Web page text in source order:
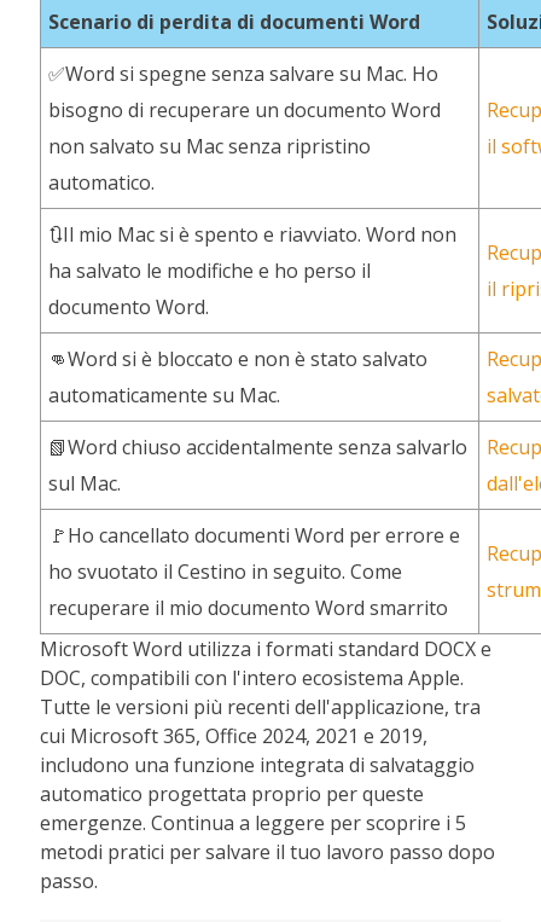
Scenario di perdita di documenti Word
✅Word si spegne senza salvare su Mac. Ho
bisogno di recuperare un documento Word
non salvato su Mac senza ripristino
automatico.
il
🔃Il mio Mac si è spento e riavviato. Word non
ha salvato le modifiche e ho perso il
documento Word.
il
👊Word si è bloccato e non è stato salvato
automaticamente su Mac.
📗Word chiuso accidentalmente senza salvarlo
sul Mac.
🚩Ho cancellato documenti Word per errore e
ho svuotato il Cestino in seguito. Come
recuperare il mio documento Word smarrito
Microsoft Word utilizza i formati standard DOCX e
DOC, compatibili con l'intero ecosistema Apple.
Tutte le versioni più recenti dell'applicazione, tra
cui Microsoft 365, Office 2024, 2021 e 2019,
includono una funzione integrata di salvataggio
automatico progettata proprio per queste
emergenze. Continua a leggere per scoprire i 5
metodi pratici per salvare il tuo lavoro passo dopo
passo.